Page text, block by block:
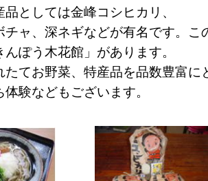
としては金峰コシヒカリ、
チャ、深ネギなどが有名です。
ぽう木花館」があります。
たてお野菜、特産品を品数豊富に
体験などもございます。